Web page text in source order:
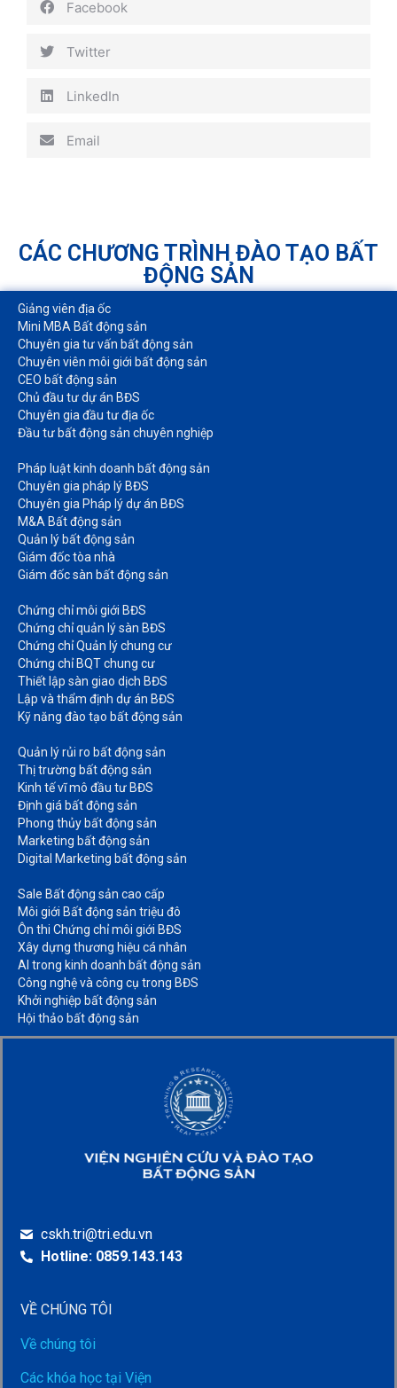
Facebook
Twitter
LinkedIn
Email
CÁC CHƯƠNG TRÌNH ĐÀO TẠO BẤT
ĐỘNG SẢN
Giảng viên địa ốc
Mini MBA Bất động sản
Chuyên gia tư vấn bất động sản
Chuyên viên môi giới bất động sản​
CEO bất động sản
Chủ đầu tư dự án BĐS
Chuyên gia đầu tư địa ốc​
Đầu tư bất động sản chuyên nghiệp
Pháp luật kinh doanh bất động sản​
Chuyên gia pháp lý BĐS
Chuyên gia Pháp lý dự án BĐS
M&A Bất động sản​
Quản lý bất động sản
Giám đốc tòa nhà​
Giám đốc sàn bất động sản
Chứng chỉ môi giới BĐS​
Chứng chỉ quản lý sàn BĐS
Chứng chỉ Quản lý chung cư​
Chứng chỉ BQT chung cư​
Thiết lập sàn giao dịch BĐS​
Lập và thẩm định dự án BĐS​
Kỹ năng đào tạo bất động sản​
Quản lý rủi ro bất động sản​
Thị trường bất động sản​
Kinh tế vĩ mô đầu tư BĐS​
Định giá bất động sản​
Phong thủy bất động sản​
Marketing bất động sản​
Digital Marketing bất động sản​
Sale Bất động sản cao cấp​
Môi giới Bất động sản triệu đô​
Ôn thi Chứng chỉ môi giới BĐS​
Xây dựng thương hiệu cá nhân​
AI trong kinh doanh bất động sản​
Công nghệ và công cụ trong BĐS​
Khởi nghiệp bất động sản​
Hội thảo bất động sản​
cskh.tri@tri.edu.vn
Hotline: 0859.143.143
VỀ CHÚNG TÔI
Về chúng tôi
Các khóa học tại Viện